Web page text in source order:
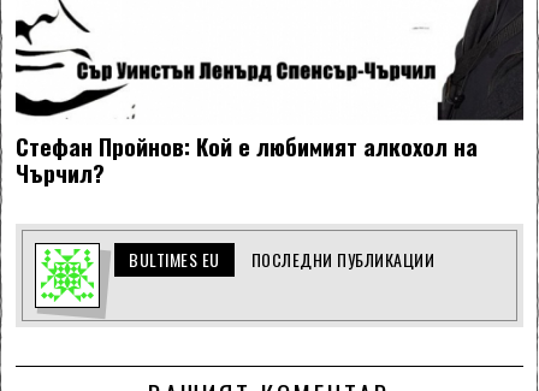
Стефан Пройнов: Кой е любимият алкохол на
Чърчил?
BULTIMES EU ПОСЛЕДНИ ПУБЛИКАЦИИ